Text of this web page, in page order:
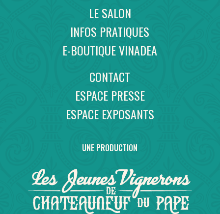
LE SALON
INFOS PRATIQUES
E-BOUTIQUE VINADEA
CONTACT
ESPACE PRESSE
ESPACE EXPOSANTS
UNE PRODUCTION